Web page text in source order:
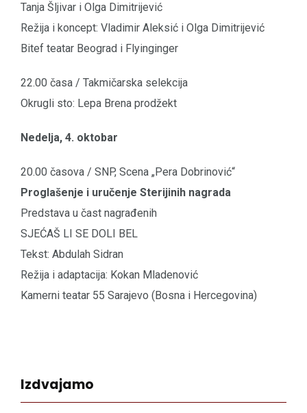
Tanja Šljivar i Olga Dimitrijević
Režija i koncept: Vladimir Aleksić i Olga Dimitrijević
Bitef teatar Beograd i Flyinginger
22.00 časa / Takmičarska selekcija
Okrugli sto: Lepa Brena prodžekt
Nedelja, 4. oktobar
20.00 časova / SNP, Scena „Pera Dobrinović“
Proglašenje i uručenje Sterijinih nagrada
Predstava u čast nagrađenih
SJEĆAŠ LI SE DOLI BEL
Tekst: Abdulah Sidran
Režija i adaptacija: Kokan Mladenović
Kamerni teatar 55 Sarajevo (Bosna i Hercegovina)
Izdvajamo